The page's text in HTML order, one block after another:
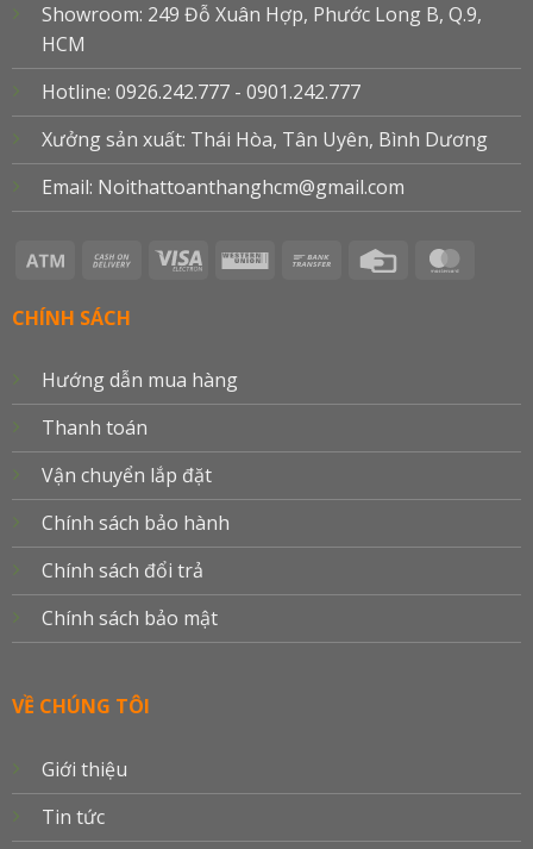
Showroom: 249 Đỗ Xuân Hợp, Phước Long B, Q.9,
HCM
Hotline: 0926.242.777 - 0901.242.777
Xưởng sản xuất: Thái Hòa, Tân Uyên, Bình Dương
Email: Noithattoanthanghcm@gmail.com
Atm
Cash
Visa
Western
Bank
Credit
CHÍNH SÁCH
Hướng dẫn mua hàng
Thanh toán
Vận chuyển lắp đặt
Chính sách bảo hành
Chính sách đổi trả
Chính sách bảo mật
VỀ CHÚNG TÔI
Giới thiệu
Tin tức